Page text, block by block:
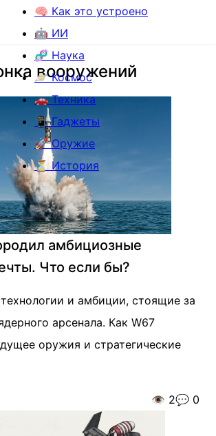
🧠 Как это устроено
🤖 ИИ
🧬 Наука
🪐 Космос
🚗 Техника
📱 Гаджеты
🚀 Оружие
⏳ История
вооружений
амбициозные
Что если бы?
и амбиции, стоящие за
арсенала. Как W67
оружия и стратегические
👁️ 2💬 0